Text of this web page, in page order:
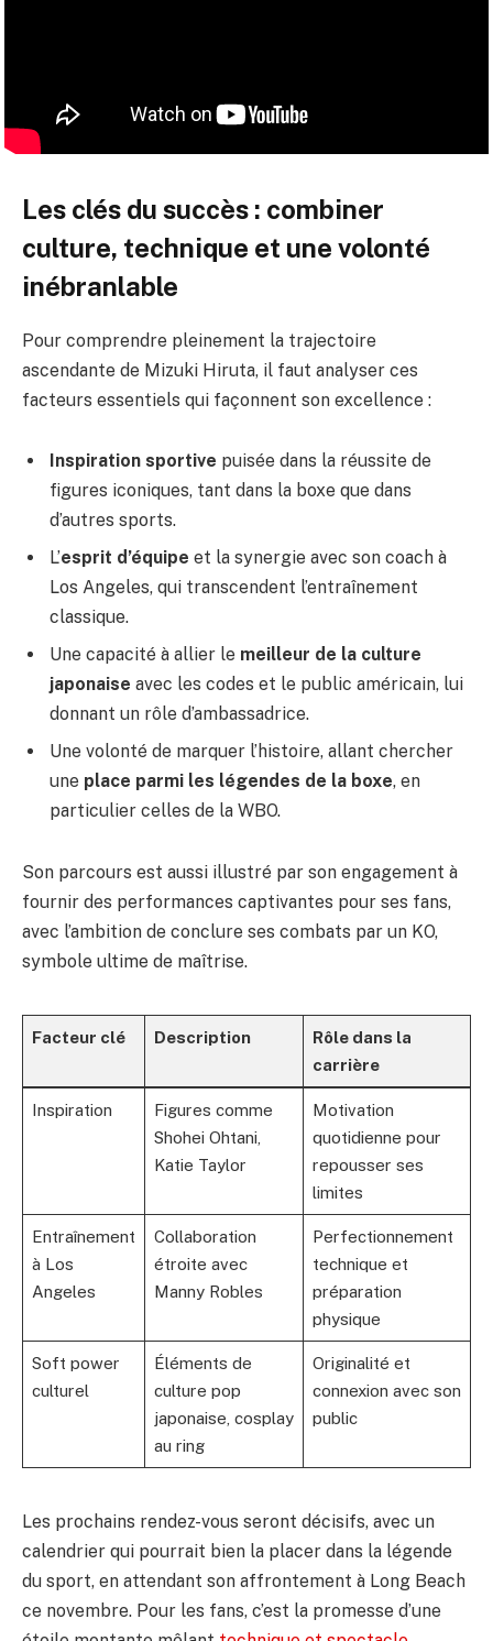
Les clés du succès : combiner
culture, technique et une volonté
inébranlable
Pour comprendre pleinement la trajectoire
ascendante de Mizuki Hiruta, il faut analyser ces
facteurs essentiels qui façonnent son excellence :
Inspiration sportive puisée dans la réussite de
figures iconiques, tant dans la boxe que dans
d’autres sports.
L’esprit d’équipe et la synergie avec son coach à
Los Angeles, qui transcendent l’entraînement
classique.
Une capacité à allier le meilleur de la culture
japonaise avec les codes et le public américain, lui
donnant un rôle d’ambassadrice.
Une volonté de marquer l’histoire, allant chercher
une place parmi les légendes de la boxe, en
particulier celles de la WBO.
Son parcours est aussi illustré par son engagement à
fournir des performances captivantes pour ses fans,
avec l’ambition de conclure ses combats par un KO,
symbole ultime de maîtrise.
Facteur clé Description
Rôle dans la
carrière
Inspiration
Figures comme
Shohei Ohtani,
Katie Taylor
Motivation
quotidienne pour
repousser ses
limites
Entraînement
à Los
Angeles
Collaboration
étroite avec
Manny Robles
Perfectionnement
technique et
préparation
physique
Soft power
culturel
Éléments de
culture pop
japonaise, cosplay
au ring
Originalité et
connexion avec son
public
Les prochains rendez-vous seront décisifs, avec un
calendrier qui pourrait bien la placer dans la légende
du sport, en attendant son affrontement à Long Beach
ce novembre. Pour les fans, c’est la promesse d’une